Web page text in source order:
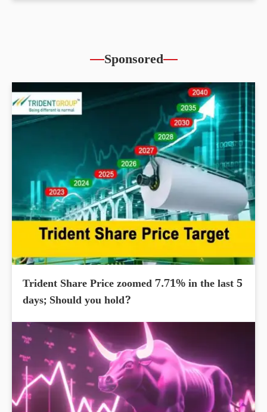
Sponsored
Trident Share Price zoomed 7.71% in the last 5
days; Should you hold?